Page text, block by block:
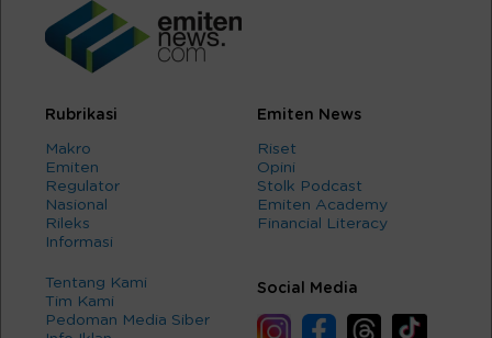
Rubrikasi
Makro
Emiten
Regulator
Nasional
Rileks
Informasi
Emiten News
Riset
Opini
Stolk Podcast
Emiten Academy
Financial Literacy
Tentang Kami
Tim Kami
Pedoman Media Siber
Social Media